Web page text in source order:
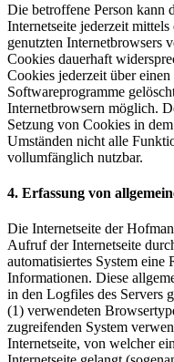
Die betroffene Person kann
Internetseite jederzeit
genutzten Internetbrowsers
Cookies dauerhaft
Cookies jederzeit über
Softwareprogramme
Internetbrowsern möglich.
Setzung von Cookies in
Umständen nicht alle
vollumfänglich nutzbar.
4. Erfassung von
Die Internetseite der
Aufruf der Internetseite
automatisiertes System eine
Informationen. Diese
in den Logfiles des Servers
(1) verwendeten
zugreifenden System
Internetseite, von welcher